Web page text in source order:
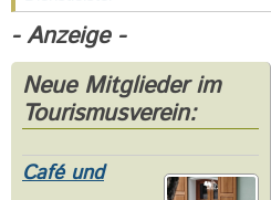
- Anzeige -
Neue Mitglieder im
Tourismusverein:
Café und